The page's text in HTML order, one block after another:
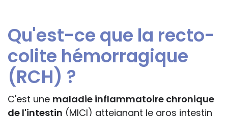
Qu'est-ce que la recto-
colite hémorragique
(RCH) ?
C'est une maladie inflammatoire chronique
de l'intestin (MICI) atteignant le gros intestin